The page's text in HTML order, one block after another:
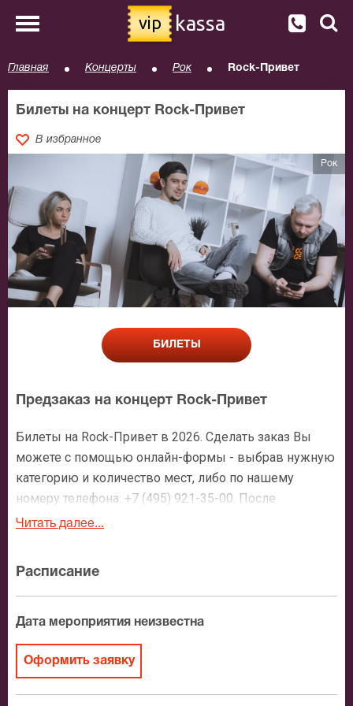
vip kassa
Главная Концерты Рок Rock-Привет
Билеты на концерт Rock-Привет
В избранное
Рок
БИЛЕТЫ
Предзаказ на концерт Rock-Привет
Билеты на Rock-Привет в 2026. Сделать заказ Вы
можете с помощью онлайн-формы - выбрав нужную
категорию и количество мест, либо по нашему
номеру телефона: +7 (495) 921-35-00. После
оформления заявки с Вами свяжется персональный
зале, о том как заказать билет и утвердит адрес
доставки.
После бронирования билетов, ожидайте доставку по
Москве в течение не более 2-х часов. Бесплатная
Читать далее...
Расписание
Дата мероприятия неизвестна
Оформить заявку